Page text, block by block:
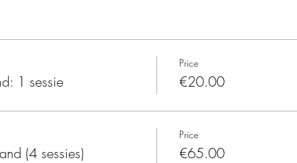
1 sessie
Price
€20.00
(4 sessies)
Price
€65.00